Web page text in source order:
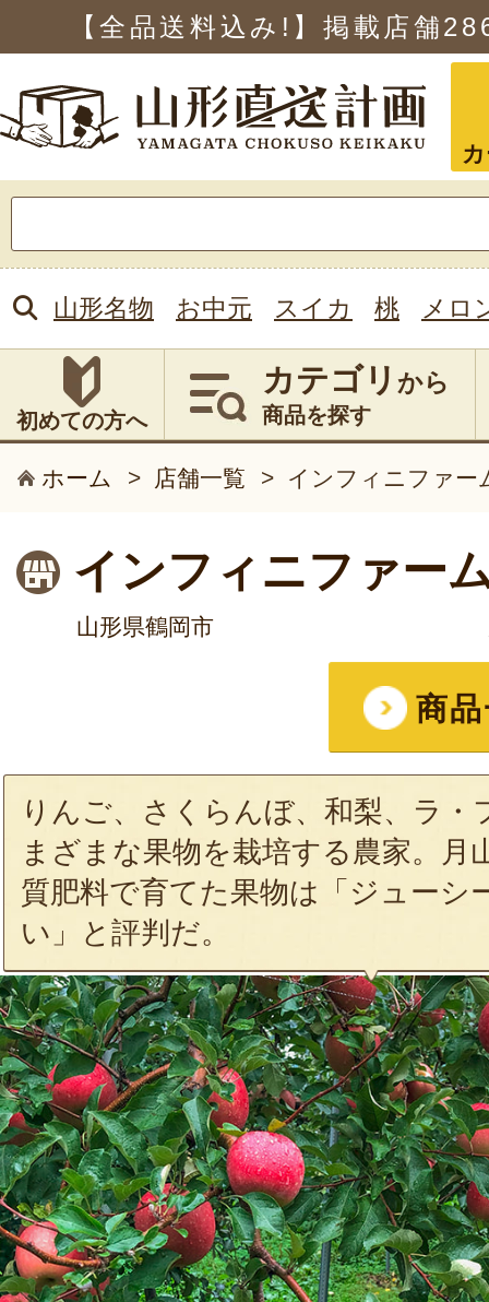
【全品送料込み!】掲載店舗
索:
山形名物 お中元 スイカ 桃 メロ
初めての方へ
カテゴリ から
商品を探す
ホーム > 店舗一覧 > インフィニファー
インフィニファー
山形県鶴岡市
商
りんご、さくらんぼ、和梨、ラ・
まざまな果物を栽培する農家。月
質肥料で育てた果物は「ジューシ
い」と評判だ。